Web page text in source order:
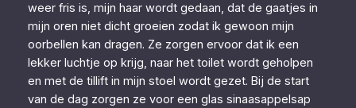
weer fris is, mijn haar wordt gedaan, dat de gaatjes in
mijn oren niet dicht groeien zodat ik gewoon mijn
oorbellen kan dragen. Ze zorgen ervoor dat ik een
lekker luchtje op krijg, naar het toilet wordt geholpen
en met de tillift in mijn stoel wordt gezet. Bij de start
van de dag zorgen ze voor een glas sinaasappelsap